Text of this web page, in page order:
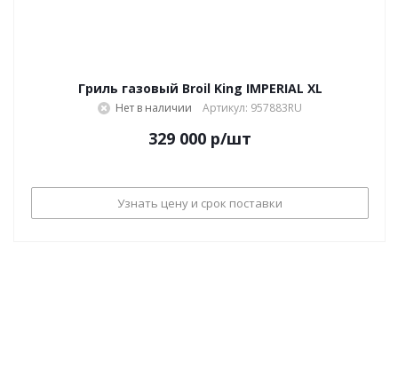
Гриль газовый Broil King IMPERIAL XL
Нет в наличии Артикул: 957883RU
329 000 р/шт
Узнать цену и срок поставки